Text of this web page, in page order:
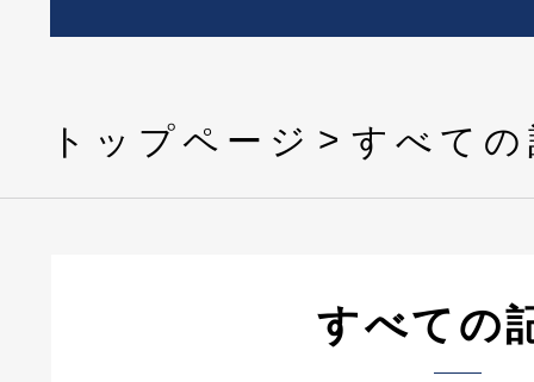
トップページ すべて
すべての